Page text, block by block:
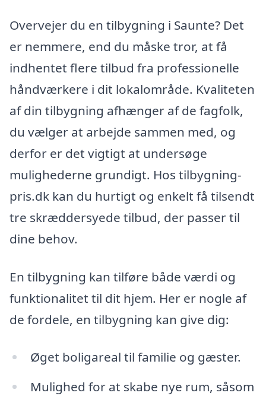
Overvejer du en tilbygning i Saunte? Det
er nemmere, end du måske tror, at få
indhentet flere tilbud fra professionelle
håndværkere i dit lokalområde. Kvaliteten
af din tilbygning afhænger af de fagfolk,
du vælger at arbejde sammen med, og
derfor er det vigtigt at undersøge
mulighederne grundigt. Hos tilbygning-
pris.dk kan du hurtigt og enkelt få tilsendt
tre skræddersyede tilbud, der passer til
dine behov.
En tilbygning kan tilføre både værdi og
funktionalitet til dit hjem. Her er nogle af
de fordele, en tilbygning kan give dig:
Øget boligareal til familie og gæster.
Mulighed for at skabe nye rum, såsom